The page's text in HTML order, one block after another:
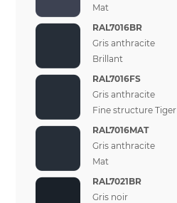
Mat
RAL7016BR
Gris anthracite
Brillant
RAL7016FS
Gris anthracite
Fine structure Tiger
RAL7016MAT
Gris anthracite
Mat
RAL7021BR
Gris noir